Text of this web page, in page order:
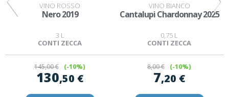
VINO ROSSO
Nero 2019
3 L
CONTI ZECCA
145,00 € (-10%)
130,50 €
VINO BIANCO
Cantalupi Chardonnay 2025
0,75 L
CONTI ZECCA
8,00 € (-10%)
7,20 €